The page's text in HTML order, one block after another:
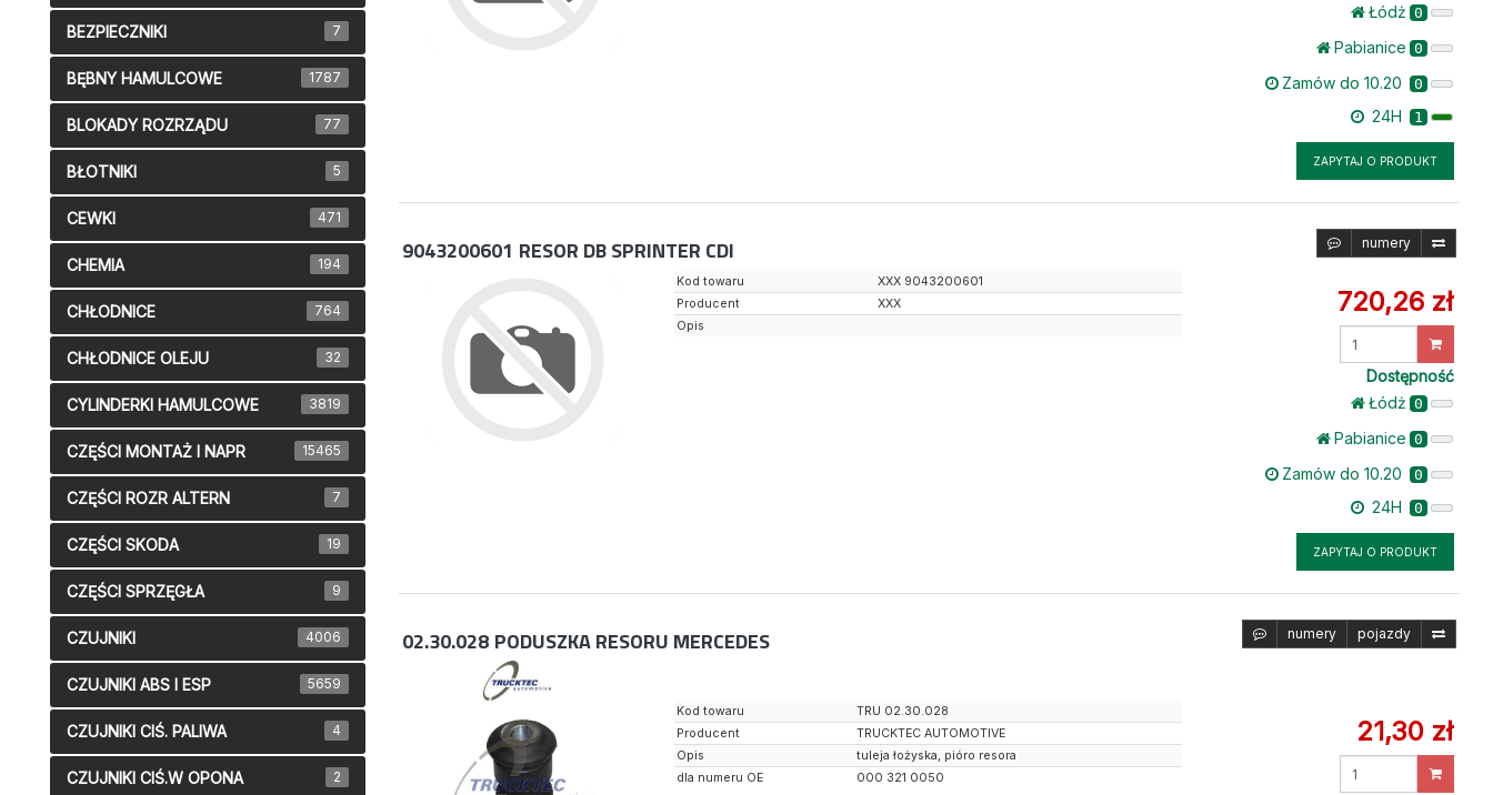
Łódż 0
Pabianice 0
Zamów do 10.20 0
24H 1
ZAPYTAJ O PRODUKT
9043200601 RESOR DB SPRINTER CDI numery
720,26 zł
Dostępność
Łódż 0
Pabianice 0
Zamów do 10.20 0
24H 0
ZAPYTAJ O PRODUKT
Kod towaru
XXX 9043200601
Producent
XXX
Opis
02.30.028 PODUSZKA RESORU MERCEDES numery pojazdy
21,30 zł
Kod towaru
TRU 02.30.028
Producent
TRUCKTEC AUTOMOTIVE
Opis
tuleja łożyska, pióro resora
dla numeru OE
000 321 0050
BEZPIECZNIKI 7
BĘBNY HAMULCOWE 1787
BLOKADY ROZRZĄDU 77
BŁOTNIKI 5
CEWKI 471
CHEMIA 194
CHŁODNICE 764
CHŁODNICE OLEJU 32
CYLINDERKI HAMULCOWE 3819
CZĘŚCI MONTAŻ I NAPR 15465
CZĘŚCI ROZR ALTERN 7
CZĘŚCI SKODA 19
CZĘŚCI SPRZĘGŁA 9
CZUJNIKI 4006
CZUJNIKI ABS I ESP 5659
CZUJNIKI CIŚ. PALIWA 4
CZUJNIKI CIŚ.W OPONA 2